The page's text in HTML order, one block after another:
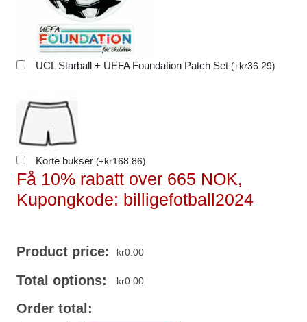
UCL Starball + UEFA Foundation Patch Set (+kr36.29)
Korte bukser (+kr168.86)
Få 10% rabatt over 665 NOK,
Kupongkode: billigefotball2024
Product price: kr0.00
Total options: kr0.00
Order total: